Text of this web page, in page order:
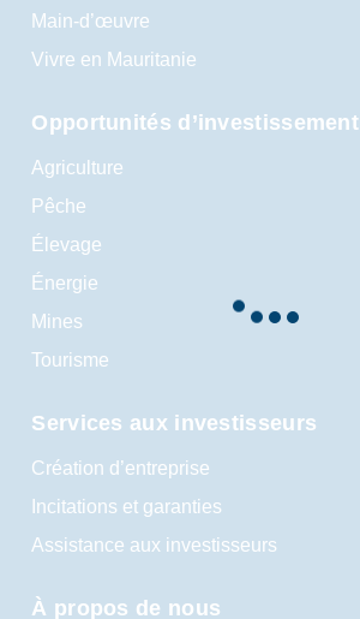
Main-d’œuvre
Vivre en Mauritanie
Opportunités d’investissement
Agriculture
Pêche
Élevage
Énergie
Mines
Tourisme
Services aux investisseurs
Création d’entreprise
Incitations et garanties
Assistance aux investisseurs
À propos de nous